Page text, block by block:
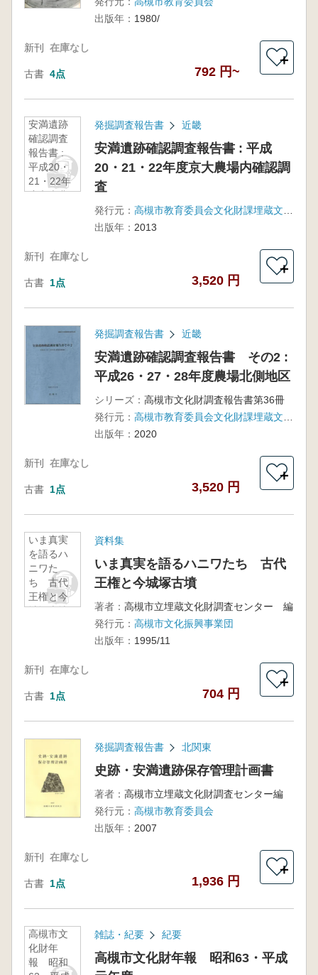
出版年： 1980/
新刊 在庫なし
古書 4点 792 円~
＋
安満遺跡
確認調査
報告書 :
平成20・
21・22年
度京大農
発掘調査報告書 近畿
安満遺跡確認調査報告書 : 平成
20・21・22年度京大農場内確認調
査
発行元：
出版年： 2013
新刊 在庫なし
古書 1点 3,520 円
＋
発掘調査報告書 近畿
安満遺跡確認調査報告書 その2 :
平成26・27・28年度農場北側地区
シリーズ： 高槻市文化財調査報告書第36冊
発行元：
出版年： 2020
新刊 在庫なし
古書 1点 3,520 円
＋
いま真実
を語るハ
ニワた
ち 古代
王権と今
城塚古墳
資料集
いま真実を語るハニワたち 古代
王権と今城塚古墳
著者： 高槻市立埋蔵文化財調査センター 編
発行元： 高槻市文化振興事業団
出版年： 1995/11
新刊 在庫なし
古書 1点 704 円
＋
発掘調査報告書 北関東
史跡・安満遺跡保存管理計画書
著者： 高槻市立埋蔵文化財調査センター編
発行元： 高槻市教育委員会
出版年： 2007
新刊 在庫なし
古書 1点 1,936 円
＋
高槻市文
化財年
報 昭和
雑誌・紀要 紀要
高槻市文化財年報 昭和63・平成